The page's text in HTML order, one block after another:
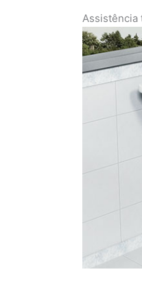
Assistência